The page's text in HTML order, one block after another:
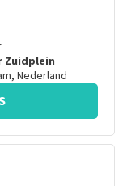
Zuidplein
, Nederland